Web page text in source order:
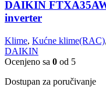
DAIKIN
inverter
Klime, Kućne klime(RAC),
DAIKIN
Ocenjeno sa 0 od 5
Dostupan za poručivanje